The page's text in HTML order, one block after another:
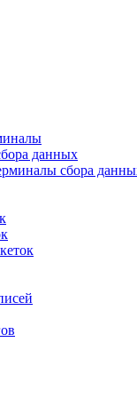
данных
сбора